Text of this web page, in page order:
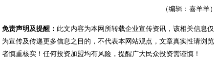
（编辑：喜羊羊）
免责声明及提醒： 此文内容为本网所转载企业宣传资讯，该相关信息仅
为宣传及传递更多信息之目的，不代表本网站观点，文章真实性请浏览
者慎重核实！任何投资加盟均有风险，提醒广大民众投资需谨慎！